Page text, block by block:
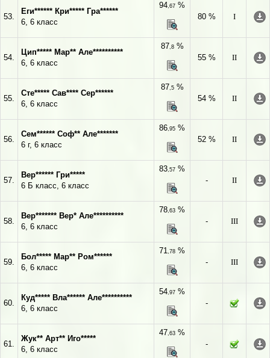
53.
Еги****** Кри***** Гра******
6, 6 класс
94,67 %
80 %
I
54.
Цип***** Мар** Але**********
6, 6 класс
87,8%
55 %
II
55.
Сте***** Сав**** Сер******
6, 6 класс
87,5%
54 %
II
56.
Сем****** Соф** Але*******
6 г, 6 класс
86,95 %
52 %
II
57.
Вер****** Гри*****
6 Б класс, 6 класс
83,57 %
-
II
58.
Вер******* Вер* Але**********
6, 6 класс
78,63 %
-
III
59.
Бол***** Мар** Ром******
6, 6 класс
71,78 %
-
III
60.
Куд***** Вла****** Але**********
6, 6 класс
54,97 %
-
61.
Жук** Арт** Иго*****
6, 6 класс
47,63 %
-